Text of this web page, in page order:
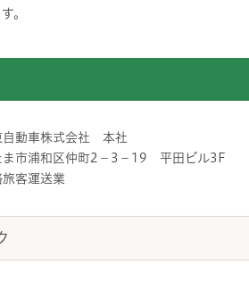
。
自動車株式会社 本社
ま市浦和区仲町2－3－19 平田ビル3F
客運送業